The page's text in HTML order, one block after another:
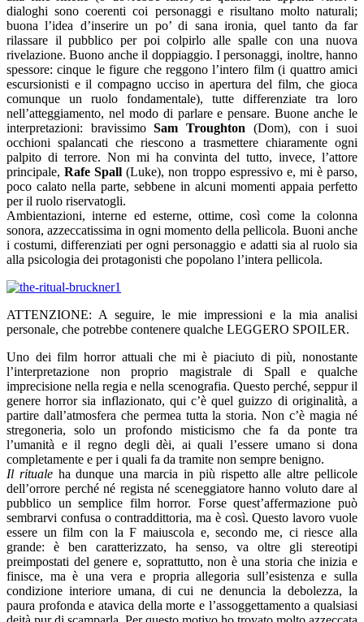
dialoghi sono coerenti coi personaggi e risultano molto naturali;
buona l’idea d’inserire un po’ di sana ironia, quel tanto da far
rilassare il pubblico per poi colpirlo alle spalle con una nuova
rivelazione. Buono anche il doppiaggio. I personaggi, inoltre, hanno
spessore: cinque le figure che reggono l’intero film (i quattro amici
escursionisti e il compagno ucciso in apertura del film, che gioca
comunque un ruolo fondamentale), tutte differenziate tra loro
nell’atteggiamento, nel modo di parlare e pensare. Buone anche le
interpretazioni: bravissimoSam Troughton (Dom), con i suoi
occhioni spalancati che riescono a trasmettere chiaramente ogni
palpito di terrore. Non mi ha convinta del tutto, invece, l’attore
principale,Rafe Spall (Luke), non troppo espressivo e, mi è parso,
poco calato nella parte, sebbene in alcuni momenti appaia perfetto
per il ruolo riservatogli.
Ambientazioni, interne ed esterne, ottime, così come la colonna
sonora, azzeccatissima in ogni momento della pellicola. Buoni anche
i costumi, differenziati per ogni personaggio e adatti sia al ruolo sia
alla psicologia dei protagonisti che popolano l’intera pellicola.
ATTENZIONE: A seguire, le mie impressioni e la mia analisi
personale, che potrebbe contenere qualche LEGGERO SPOILER.
Uno dei film horror attuali che mi è piaciuto di più, nonostante
l’interpretazione non proprio magistrale di Spall e qualche
imprecisione nella regia e nella scenografia. Questo perché, seppur il
genere horror sia inflazionato, qui c’è quel guizzo di originalità, a
partire dall’atmosfera che permea tutta la storia. Non c’è magia né
stregoneria, solo un profondo misticismo che fa da ponte tra
l’umanità e il regno degli dèi, ai quali l’essere umano si dona
completamente e per i quali fa da tramite non sempre benigno.
Il ritualeha dunque una marcia in più rispetto alle altre pellicole
dell’orrore perché né regista né sceneggiatore hanno voluto dare al
pubblico un semplice film horror. Forse quest’affermazione può
sembrarvi confusa o contraddittoria, ma è così. Questo lavoro vuole
essere un film con la F maiuscola e, secondo me, ci riesce alla
grande: è ben caratterizzato, ha senso, va oltre gli stereotipi
preimpostati del genere e, soprattutto, non è una storia che inizia e
finisce, ma è una vera e propria allegoria sull’esistenza e sulla
condizione interiore umana, di cui ne denuncia la debolezza, la
paura profonda e atavica della morte e l’assoggettamento a qualsiasi